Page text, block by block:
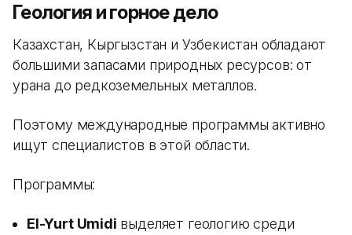
Геология и горное дело
Казахстан, Кыргызстан и Узбекистан обладают
большими запасами природных ресурсов: от
урана до редкоземельных металлов.
Поэтому международные программы активно
ищут специалистов в этой области.
Программы:
El-Yurt Umidi выделяет геологию среди